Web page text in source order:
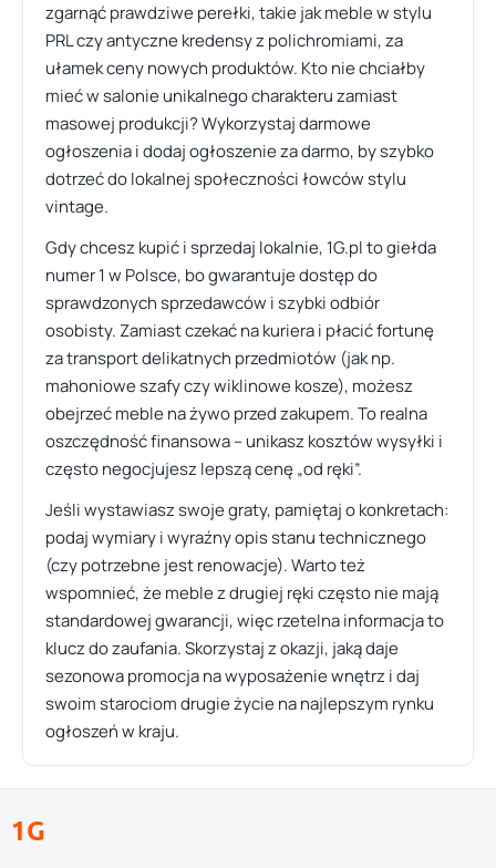
zgarnąć prawdziwe perełki, takie jak meble w stylu
PRL czy antyczne kredensy z polichromiami, za
ułamek ceny nowych produktów. Kto nie chciałby
mieć w salonie unikalnego charakteru zamiast
masowej produkcji? Wykorzystaj darmowe
ogłoszenia i dodaj ogłoszenie za darmo, by szybko
dotrzeć do lokalnej społeczności łowców stylu
vintage.
Gdy chcesz kupić i sprzedaj lokalnie, 1G.pl to giełda
numer 1 w Polsce, bo gwarantuje dostęp do
sprawdzonych sprzedawców i szybki odbiór
osobisty. Zamiast czekać na kuriera i płacić fortunę
za transport delikatnych przedmiotów (jak np.
mahoniowe szafy czy wiklinowe kosze), możesz
obejrzeć meble na żywo przed zakupem. To realna
oszczędność finansowa – unikasz kosztów wysyłki i
często negocjujesz lepszą cenę „od ręki”.
Jeśli wystawiasz swoje graty, pamiętaj o konkretach:
podaj wymiary i wyraźny opis stanu technicznego
(czy potrzebne jest renowacje). Warto też
wspomnieć, że meble z drugiej ręki często nie mają
standardowej gwarancji, więc rzetelna informacja to
klucz do zaufania. Skorzystaj z okazji, jaką daje
sezonowa promocja na wyposażenie wnętrz i daj
swoim starociom drugie życie na najlepszym rynku
ogłoszeń w kraju.
1G